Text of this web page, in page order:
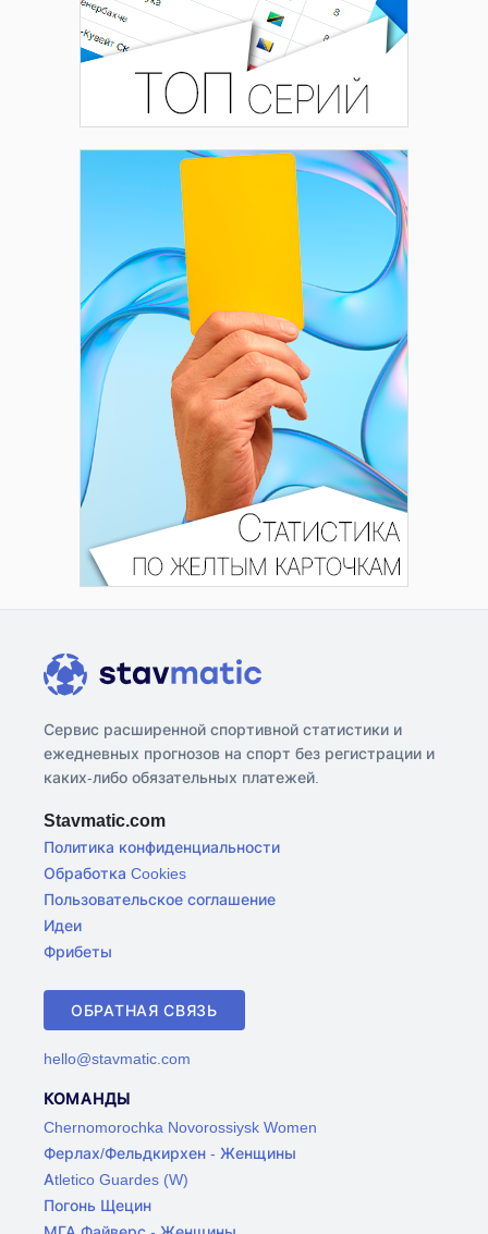
Сервис расширенной спортивной статистики и
ежедневных прогнозов на спорт без регистрации и
каких-либо обязательных платежей.
Stavmatic.com
Политика конфиденциальности
Обработка Cookies
Пользовательское соглашение
Идеи
Фрибеты
ОБРАТНАЯ СВЯЗЬ
hello@stavmatic.com
КОМАНДЫ
Chernomorochka Novorossiysk Women
Ферлах/Фельдкирхен - Женщины
Atletico Guardes (W)
Погонь Щецин